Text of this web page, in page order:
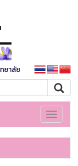
ยาลัย
Toggle